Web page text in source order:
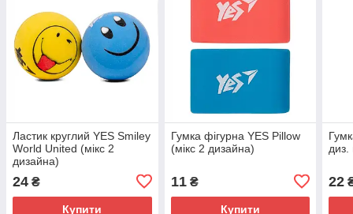
Ластик круглий YES Smiley
World United (мікс 2
дизайна)
24 ₴
Купити
Гумка фігурна YES Pillow
(мікс 2 дизайна)
11₴
Купити
диз.
22